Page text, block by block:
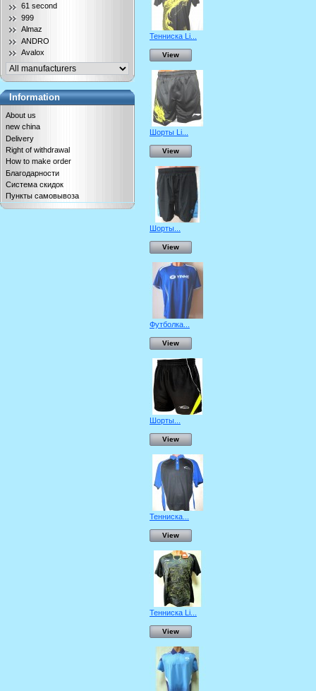
61 second
999
Almaz
ANDRO
Avalox
Information
About us
new china
Delivery
Right of withdrawal
How to make order
Благодарности
Система скидок
Пункты самовывоза
Тенниска Li...
View
Шорты Li...
View
Шорты...
View
Футболка...
View
Шорты...
View
Тенниска...
View
Тенниска Li...
View